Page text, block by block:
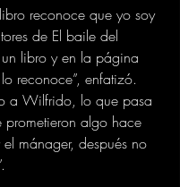
reconoce que yo soy
de El baile del
libro y en la página
reconoce”, enfatizó.
a Wilfrido, lo que pasa
prometieron algo hace
mánager, después no